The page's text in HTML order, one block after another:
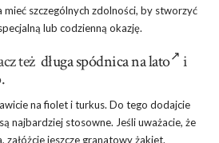
szczególnych zdolności, by stworzyć
lub codzienną okazję.
też długa spódnica na lato
i
na fiolet i turkus. Do tego dodajcie
najbardziej stosowne. Jeśli uważacie, że
jeszcze granatowy żakiet.